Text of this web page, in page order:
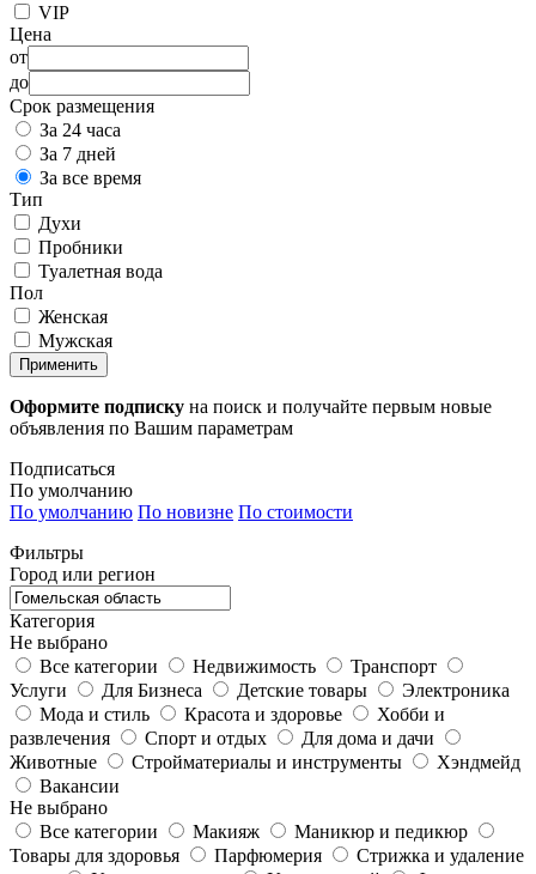
VIP
Цена
от
до
Срок размещения
За 24 часа
За 7 дней
За все время
Тип
Духи
Пробники
Туалетная вода
Пол
Женская
Мужская
Применить
Оформите подписку на поиск и получайте первым новые
объявления по Вашим параметрам
Подписаться
По умолчанию
По умолчанию По новизне По стоимости
Фильтры
Город или регион
Категория
Не выбрано
Все категории
Недвижимость
Транспорт
Услуги
Для Бизнеса Детские товары
Электроника
Мода и стиль
Красота и здоровье
Хобби и
развлечения
Спорт и отдых
Для дома и дачи
Животные
Стройматериалы и инструменты
Хэндмейд
Вакансии
Не выбрано
Все категории
Макияж
Маникюр и педикюр
Товары для здоровья
Парфюмерия
Стрижка и удаление